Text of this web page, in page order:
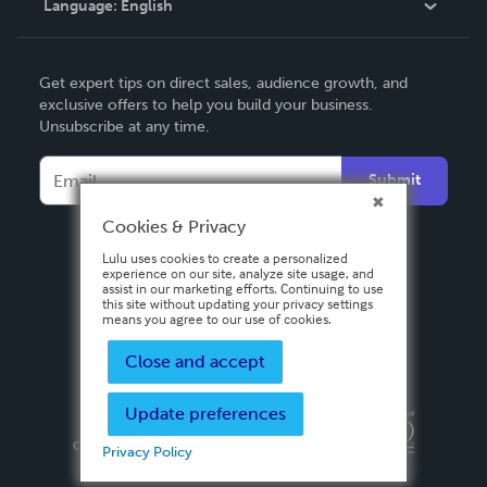
Contact Support
Language: English
Deutsch
Français
Español
Get expert tips on direct sales, audience growth, and
exclusive offers to help you build your business.
Unsubscribe at any time.
Submit
Privacy PolicyTerms & Conditions
Copyright ©
2026 Lulu Press, Inc. All rights reserved.
Cookies & Privacy
Lulu uses cookies to create a personalized
experience on our site, analyze site usage, and
assist in our marketing efforts. Continuing to use
this site without updating your privacy settings
means you agree to our use of cookies.
Close and accept
Update preferences
Privacy Policy